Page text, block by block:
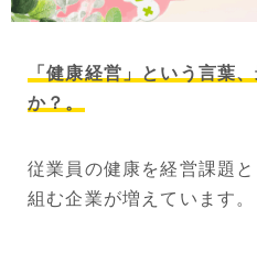
「健康経営」という言葉
か？。
従業員の健康を経営課題
組む企業が増えています。